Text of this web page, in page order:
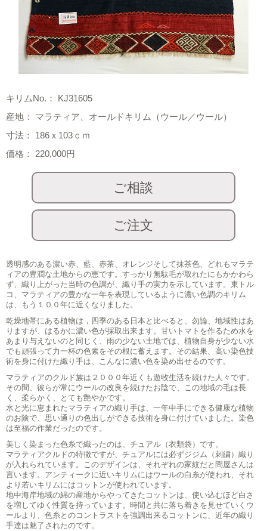
キリムNo.： KJ31605
産地： マラティア、オールドキリム（ウール／ウール）
寸法： 186ｘ103ｃｍ
価格： 220,000円
透明感のある濃い赤、藍、赤茶、オレンジそして抹茶色、どれもマラテ
ィアの豊潤な土地からの恵です。すっかり無駄毛が取れたにもかかわら
ず、織り上がった当時の色調が、織り手の実力を示しています。東トル
コ、マラティアの豊かな一年を表現しているように濃い色調のキリム
は、もう１００年に近くなりました。
乾燥地帯にある植物は，四季のある日本と比べると、勿論、地域性はあ
りますが、はるかに濃い色が採取出来ます。甘いトマトを作るため水を
あまり与えないのと同じく、雨の少ない土地では、植物自身が少ない水
でも頑張って力一杯の色素をその根に蓄えます。その結果、高い染色技
術を身に付けた織り手は、こんなに濃い色を染め出せるのです。
マラティアのクルド族は２０００年近くも遊牧生活を続けた人々です。
その間、彼らが常にウールの改良を続けたお陰で、この地域の毛は長
く、柔らかく、とても艶やかです。
水と光に恵まれたマラティアの織り手は、一年中手にできる健康な植物
のお陰で、思い通りの色出しができる技術を身に付けていました。染色
は至福の作業だったのです。
美しく染まった色糸で織ったのは、チュアル（衣類袋）です。
マラティアクルドの特徴ですが、チュアルには必ずジジム（刺繍）織り
が入れられています。このデザインは、それぞれの家紋だと問屋さんは
言います。アンティークに近いキリムにはウールの白糸が使われ、それ
より若いキリムにはコットンが使われています。
地中海岸地域の綿の産地からやってきたコットンは、使い込むほど白さ
を増してゆく性質を持っています。時間と共に落ち着きを見せていくウ
ールより、色糸とのコントラストを強調出来るコットンに、近年の織り
手達は魅了されたのです。